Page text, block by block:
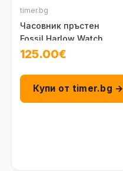
timer.bg
Часовник пръстен
Fossil Harlow Watch
Ring ES5482
125.00€
Купи от timer.bg →